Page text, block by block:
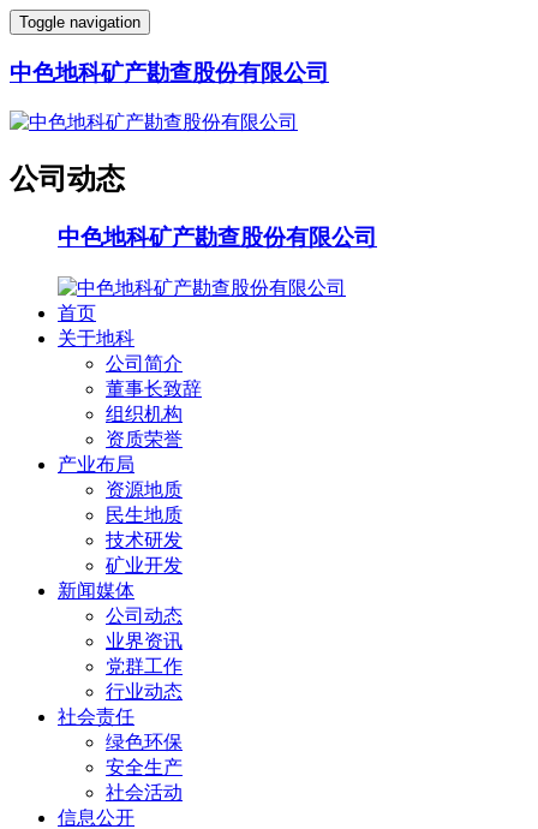
Toggle navigation
中色地科矿产勘查股份有限公司
公司动态
中色地科矿产勘查股份有限公司
首页
关于地科
公司简介
董事长致辞
组织机构
资质荣誉
产业布局
资源地质
民生地质
技术研发
矿业开发
新闻媒体
公司动态
业界资讯
党群工作
行业动态
社会责任
绿色环保
安全生产
社会活动
信息公开